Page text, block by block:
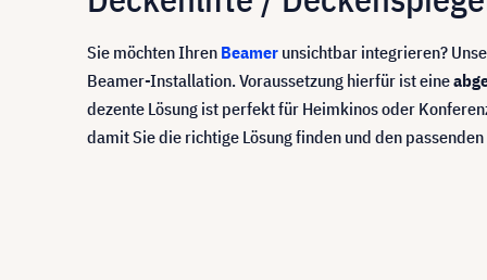
Sie möchten Ihren Beamer unsichtbar integrieren?
Beamer-Installation. Voraussetzung hierfür ist eine
dezente Lösung ist perfekt für Heimkinos oder
damit Sie die richtige Lösung finden und den